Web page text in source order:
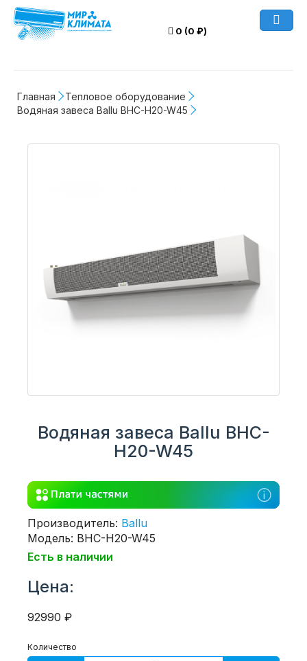
0 (0 ₽)
Главная
Тепловое оборудование
Водяная завеса Ballu BHC-H20-W45
Водяная завеса Ballu BHC-
H20-W45
Производитель: Ballu
Модель: BHC-H20-W45
Есть в наличии
Цена:
92990 ₽
Количество